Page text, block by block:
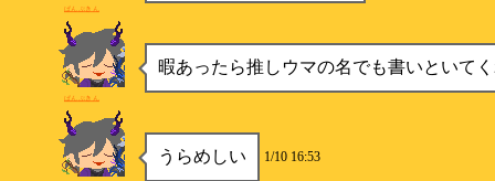
ぱんぷきん
暇あったら推しウマの名でも書いといて
ぱんぷきん
うらめしい 1/10 16:53